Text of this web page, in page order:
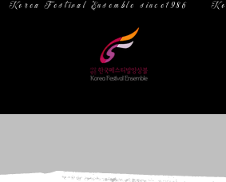
  Korea Festival Ensemble since1986